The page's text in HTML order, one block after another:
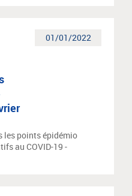
01/01/2022
les points épidémio
au COVID-19 -